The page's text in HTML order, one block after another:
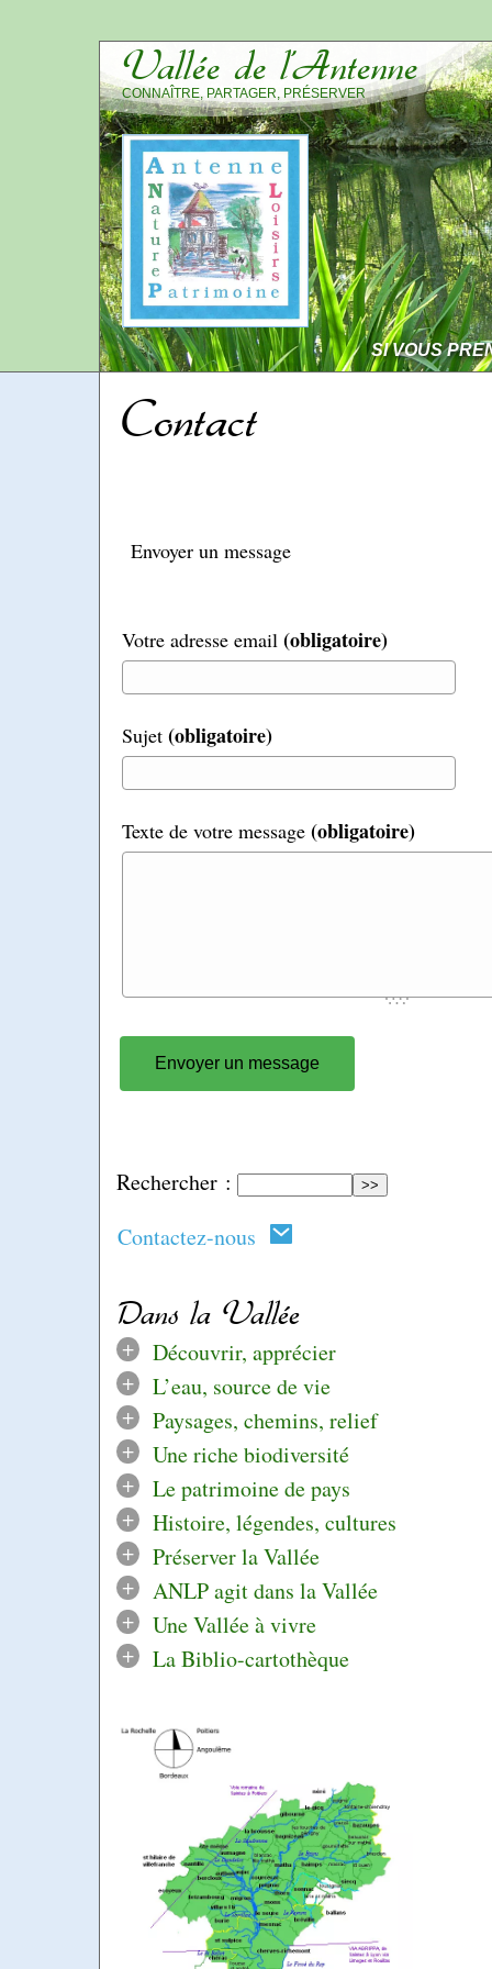
Vallée de l’Antenne
CONNAÎTRE, PARTAGER, PRÉSERVER
SI VOUS
Rechercher :
Contactez-nous
Dans la Vallée
+
Découvrir, apprécier
+
L’eau, source de vie
+
Paysages, chemins, relief
+
Une riche biodiversité
+
Le patrimoine de pays
+
Histoire, légendes, cultures
+
Préserver la Vallée
+
ANLP agit dans la Vallée
+
Une Vallée à vivre
+
La Biblio-cartothèque
Contact
Envoyer un message
Votre adresse email (obligatoire)
Sujet (obligatoire)
Texte de votre message (obligatoire)